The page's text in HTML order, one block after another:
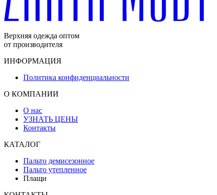
Верхняя одежда оптом
от производителя
ИНФОРМАЦИЯ
Политика конфиденциальности
О КОМПАНИИ
О нас
УЗНАТЬ ЦЕНЫ
Контакты
КАТАЛОГ
Пальто демисезонное
Пальто утепленное
Плащи